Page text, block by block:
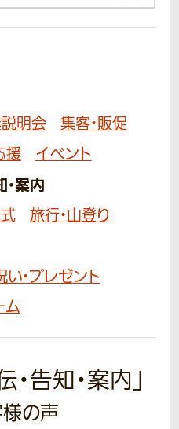
明会
集客・販促
援
イベント
・案内
旅行・山登り
い・プレゼント
ム
・告知・案内」
の声